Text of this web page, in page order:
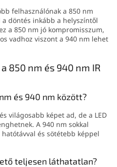
felhasználónak a 850 nm
döntés inkább a helyszíntől
a 850 nm jó kompromisszum,
vadhoz viszont a 940 nm lehet
850 nm és 940 nm IR
és 940 nm között?
világosabb képet ad, de a LED
A 940 nm sokkal
és sötétebb képpel
teljesen láthatatlan?